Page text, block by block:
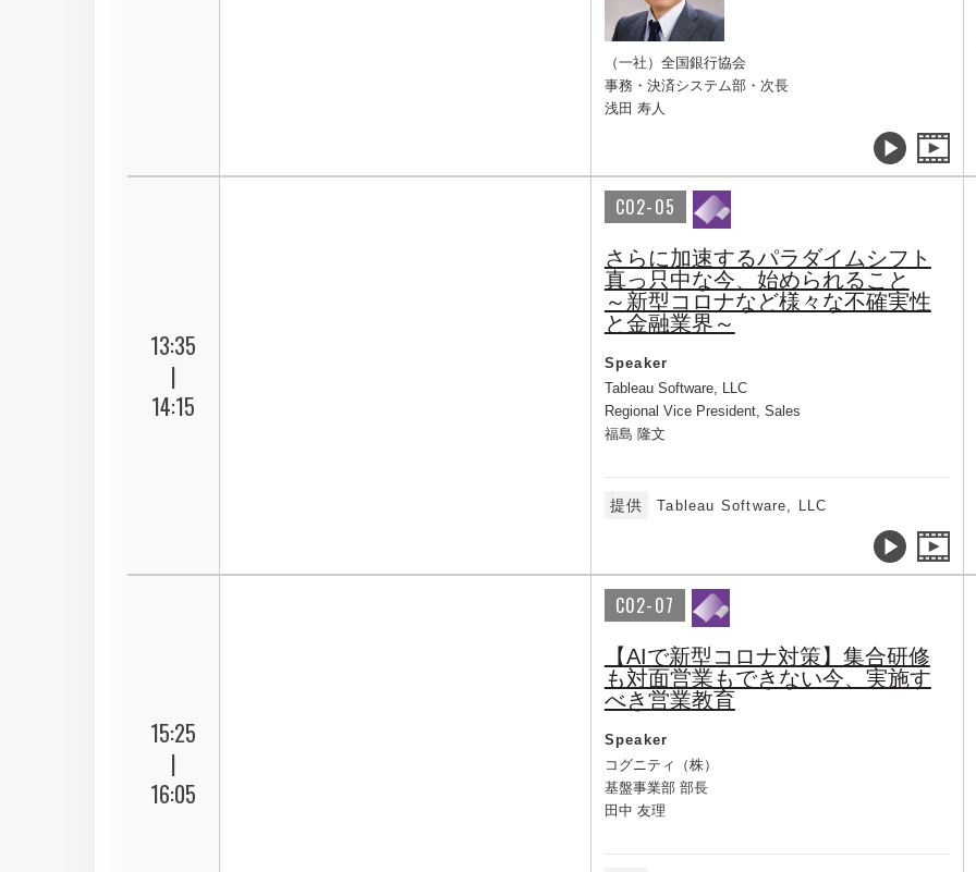
（一社）全国銀行協会
事務・決済システム部・次長
浅田 寿人
13:35
|
14:15
C02-05
さらに加速するパラダイムシフト
真っ只中な今、始められること
～新型コロナなど様々な不確実性
と金融業界～
Speaker
Tableau Software, LLC
Regional Vice President, Sales
福島 隆文
提供 Tableau Software, LLC
15:25
|
16:05
C02-07
【AIで新型コロナ対策】集合研修
も対面営業もできない今、実施す
べき営業教育
Speaker
コグニティ（株）
基盤事業部 部長
田中 友理